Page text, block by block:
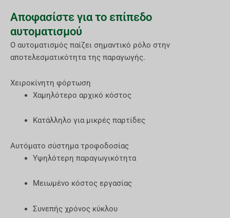
Αποφασίστε για το επίπεδο
αυτοματισμού
Ο αυτοματισμός παίζει σημαντικό ρόλο στην
αποτελεσματικότητα της παραγωγής.
Χειροκίνητη φόρτωση
Χαμηλότερο αρχικό κόστος
Κατάλληλο για μικρές παρτίδες
Αυτόματο σύστημα τροφοδοσίας
Υψηλότερη παραγωγικότητα
Μειωμένο κόστος εργασίας
Συνεπής χρόνος κύκλου